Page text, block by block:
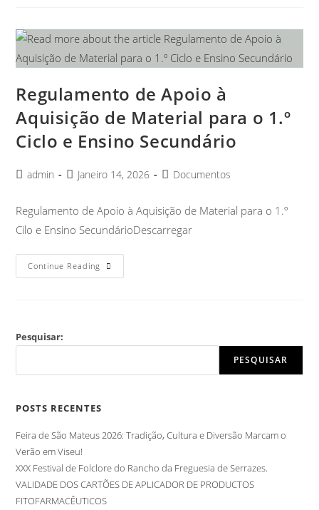
Regulamento de Apoio à
Aquisição de Material para o 1.º
Ciclo e Ensino Secundário
admin Janeiro 14, 2026 Documentos
Regulamento de Apoio à Aquisição de Material para o 1.º
Cilo e Ensino SecundárioDescarregar
Continue Reading
Pesquisar:
PESQUISAR
POSTS RECENTES
Feira de São Mateus 2026: Tradição, Cultura e Diversão Marcam o
Verão em Viseu!
XXX Festival de Folclore do Rancho da Freguesia de Serrazes.
VALIDADE DOS CARTÕES DE APLICADOR DE PRODUCTOS
FITOFARMACÊUTICOS